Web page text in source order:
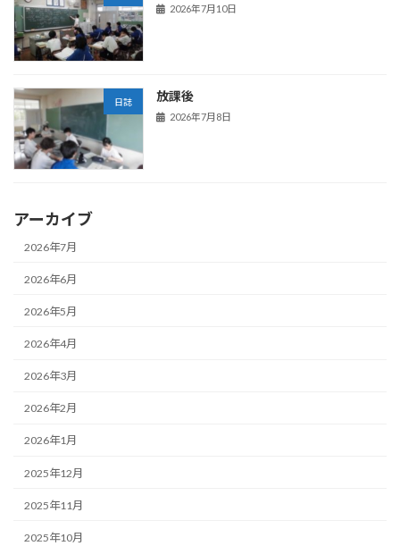
2026年7月10日
日誌 放課後
2026年7月8日
アーカイブ
2026年7月
2026年6月
2026年5月
2026年4月
2026年3月
2026年2月
2026年1月
2025年12月
2025年11月
2025年10月